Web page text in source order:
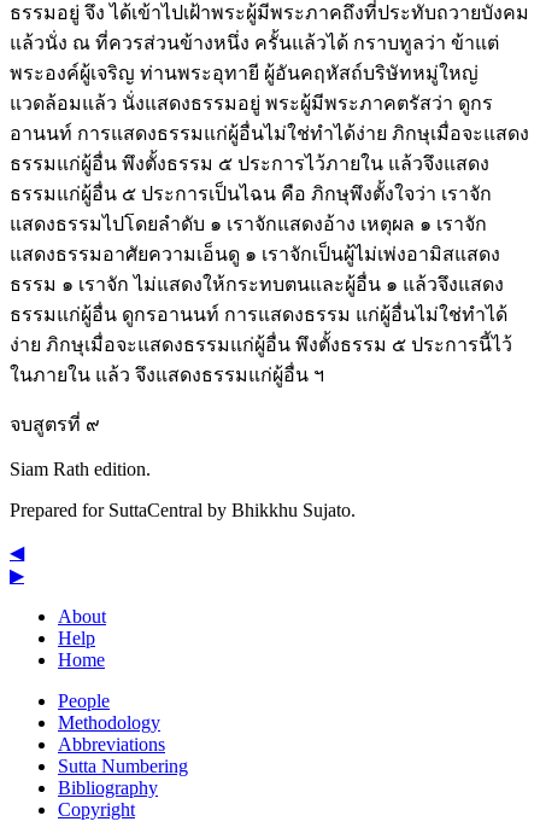
ธรรมอยู่ จึง ได้เข้าไปเฝ้าพระผู้มีพระภาคถึงที่ประทับถวายบังคม
แล้วนั่ง ณ ที่ควรส่วนข้างหนึ่ง ครั้นแล้วได้ กราบทูลว่า ข้าแต่
พระองค์ผู้เจริญ ท่านพระอุทายี ผู้อันคฤหัสถ์บริษัทหมู่ใหญ่
แวดล้อมแล้ว นั่งแสดงธรรมอยู่ พระผู้มีพระภาคตรัสว่า ดูกร
อานนท์ การแสดงธรรมแก่ผู้อื่นไม่ใช่ทำได้ง่าย ภิกษุเมื่อจะแสดง
ธรรมแก่ผู้อื่น พึงตั้งธรรม ๕ ประการไว้ภายใน แล้วจึงแสดง
ธรรมแก่ผู้อื่น ๕ ประการเป็นไฉน คือ ภิกษุพึงตั้งใจว่า เราจัก
แสดงธรรมไปโดยลำดับ ๑ เราจักแสดงอ้าง เหตุผล ๑ เราจัก
แสดงธรรมอาศัยความเอ็นดู ๑ เราจักเป็นผู้ไม่เพ่งอามิสแสดง
ธรรม ๑ เราจัก ไม่แสดงให้กระทบตนและผู้อื่น ๑ แล้วจึงแสดง
ธรรมแก่ผู้อื่น ดูกรอานนท์ การแสดงธรรม แก่ผู้อื่นไม่ใช่ทำได้
ง่าย ภิกษุเมื่อจะแสดงธรรมแก่ผู้อื่น พึงตั้งธรรม ๕ ประการนี้ไว้
ในภายใน แล้ว จึงแสดงธรรมแก่ผู้อื่น ฯ
จบสูตรที่ ๙
Siam Rath edition.
Prepared for SuttaCentral by Bhikkhu Sujato.
◀
▶
About
Help
Home
People
Methodology
Abbreviations
Sutta Numbering
Bibliography
Copyright